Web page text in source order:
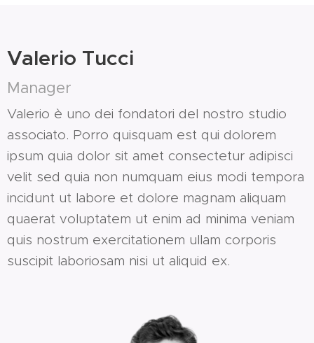
Valerio Tucci
Manager
Valerio è uno dei fondatori del nostro studio
associato. Porro quisquam est qui dolorem
ipsum quia dolor sit amet consectetur adipisci
velit sed quia non numquam eius modi tempora
incidunt ut labore et dolore magnam aliquam
quaerat voluptatem ut enim ad minima veniam
quis nostrum exercitationem ullam corporis
suscipit laboriosam nisi ut aliquid ex.